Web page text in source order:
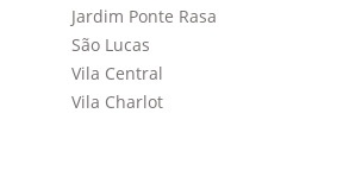
Jardim Ponte Rasa
São Lucas
Vila Central
Vila Charlot